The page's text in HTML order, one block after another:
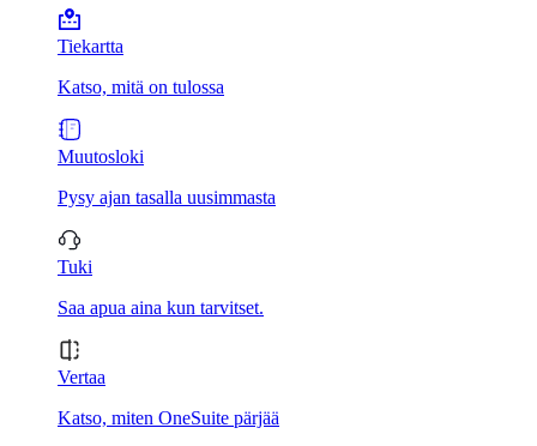
Tiekartta
Katso, mitä on tulossa
Muutosloki
Pysy ajan tasalla uusimmasta
Tuki
Saa apua aina kun tarvitset.
Vertaa
Katso, miten OneSuite pärjää